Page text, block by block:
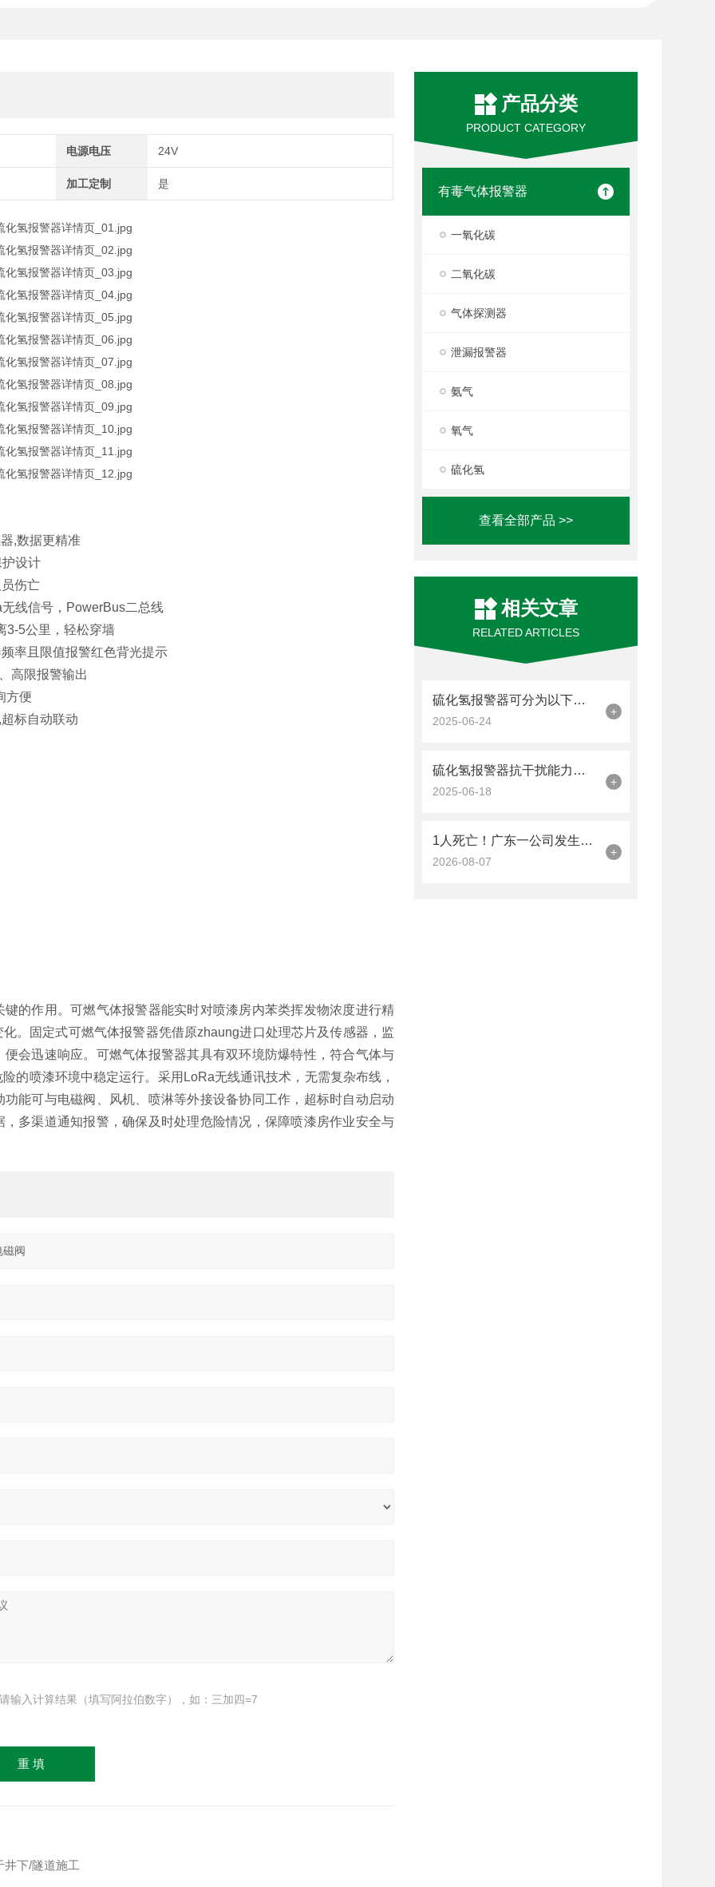
产品分类
PRODUCT CATEGORY
有毒气体报警器
一氧化碳
二氧化碳
气体探测器
泄漏报警器
氨气
氧气
硫化氢
查看全部产品 >>
相关文章
RELATED ARTICLES
硫化氢报警器可分为以下三种类型
2025-06-24
+
硫化氢报警器抗干扰能力强可适用于各种复杂环境
2025-06-18
+
1人死亡！广东一公司发生硫化氢中毒事故
2026-08-07
+
电源电压 24V
加工定制 是
,数据更精准
设计
伤亡
线信号，PowerBus二总线
3-5公里，轻松穿墙
率且限值报警红色背光提示
高限报警输出
方便
标自动联动
的作用。可燃气体报警器能实时对喷漆房内苯类挥发物浓度进行精
。固定式可燃气体报警器凭借原zhaung进口处理芯片及传感器，监
会迅速响应。可燃气体报警器其具有双环境防爆特性，符合气体与
的喷漆环境中稳定运行。采用LoRa无线通讯技术，无需复杂布线，
能可与电磁阀、风机、喷淋等外接设备协同工作，超标时自动启动
多渠道通知报警，确保及时处理危险情况，保障喷漆房作业安全与
请输入计算结果（填写阿拉伯数字），如：三加四=7
井下/隧道施工